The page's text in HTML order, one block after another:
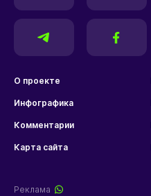
О проекте
Инфографика
Комментарии
Карта сайта
Реклама